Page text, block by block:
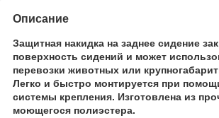
Описание
Защитная накидка на заднее сидение
поверхность сидений и может
перевозки животных или
Легко и быстро монтируется при
системы крепления. Изготовлена из
моющегося полиэстера.